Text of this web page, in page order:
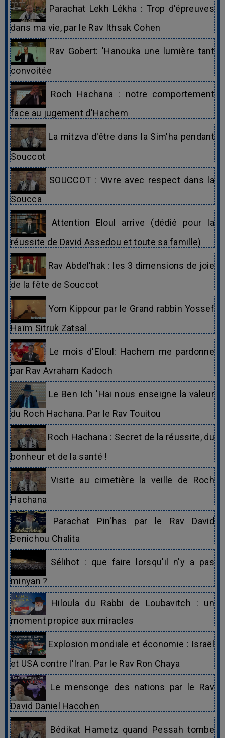
Parachat Lekh Lékha : Trop d'épreuves
dans ma vie, par le Rav Ithsak Cohen
Rav Gobert: 'Hanouka une lumière tant
convoitée
Roch Hachana : notre comportement
face au jugement d'Hachem
La mitzva d'être dans la Sim'ha pendant
Souccot
SOUCCOT : Vivre avec respect dans la
Soucca
Attention Eloul arrive (dédié pour la
réussite de David Assedou et toute sa famille)
Rav Abdel'hak : les 3 dimensions de joie
de la fête de Souccot
Yom Kippour par le Grand rabbin Yossef
Haïm Sitruk Zatsal
Le mois d'Eloul: Hachem me pardonne
par Rav Avraham Kadoch
Le Ben Ich 'Hai nous enseigne la valeur
du Roch Hachana. Par le Rav Touitou
Roch Hachana : Secret de la réussite, du
bonheur et de la santé !
Visite au cimetière la veille de Roch
Hachana
Parachat Pin'has par le Rav David
Benichou Chalita
Sélihot : que faire lorsqu'il n'y a pas
minyan ?
Hiloula du Rabbi de Loubavitch : un
moment propice aux miracles
Explosion mondiale et économie : Israël
et USA contre l'Iran. Par le Rav Ron Chaya
Le mensonge des nations par le Rav
David Daniel Hacohen
Bédikat Hametz quand Pessah tombe